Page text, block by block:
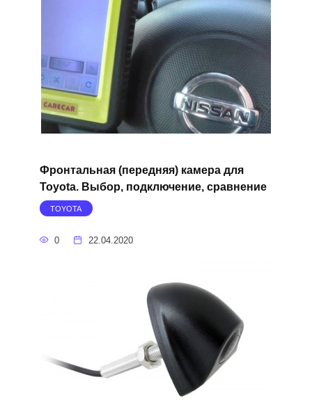
Фронтальная (передняя) камера для
Toyota. Выбор, подключение, сравнение
TOYOTA
0 22.04.2020